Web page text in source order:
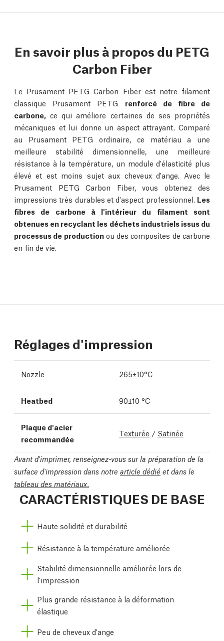
En savoir plus à propos du PETG
Carbon Fiber
Le Prusament PETG Carbon Fiber est notre filament
classique Prusament PETG renforcé de fibre de
carbone, ce qui améliore certaines de ses propriétés
mécaniques et lui donne un aspect attrayant. Comparé
au Prusament PETG ordinaire, ce matériau a une
meilleure stabilité dimensionnelle, une meilleure
résistance à la température, un module d'élasticité plus
élevé et est moins sujet aux cheveux d'ange. Avec le
Prusament PETG Carbon Fiber, vous obtenez des
impressions très durables et d'aspect professionnel. Les
fibres de carbone à l'intérieur du filament sont
obtenues en recyclant les déchets industriels issus du
processus de productionou des composites de carbone
en fin de vie.
Réglages d'impression
Nozzle 265±10°C
Heatbed 90±10 °C
Plaque d'acier
recommandée
Texturée / Satinée
Avant d'imprimer, renseignez-vous sur la préparation de la
surface d'impression dans notre article dédié et dans le
tableau des matériaux.
CARACTÉRISTIQUES DE BASE
Haute solidité et durabilité
Résistance à la température améliorée
Stabilité dimensionnelle améliorée lors de
l'impression
Plus grande résistance à la déformation
élastique
Peu de cheveux d'ange